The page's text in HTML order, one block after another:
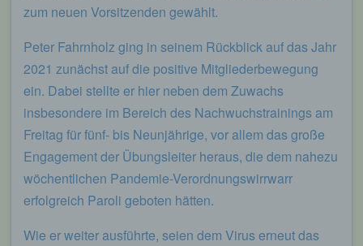
zum neuen Vorsitzenden gewählt.
Peter Fahrnholz ging in seinem Rückblick auf das Jahr
2021 zunächst auf die positive Mitgliederbewegung
ein. Dabei stellte er hier neben dem Zuwachs
insbesondere im Bereich des Nachwuchstrainings am
Freitag für fünf- bis Neunjährige, vor allem das große
Engagement der Übungsleiter heraus, die dem nahezu
wöchentlichen Pandemie-Verordnungswirrwarr
erfolgreich Paroli geboten hätten.
Wie er weiter ausführte, seien dem Virus erneut das